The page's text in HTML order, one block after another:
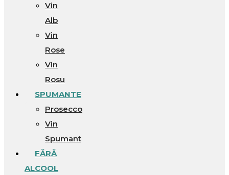
Vin
Alb
Vin
Rose
Vin
Rosu
SPUMANTE
Prosecco
Vin
Spumant
FĂRĂ
ALCOOL